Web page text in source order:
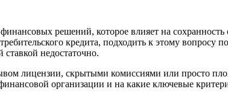
решений, которое влияет на сохранность
кредита, подходить к этому
недостаточно.
лицензии, скрытыми комиссиями или просто
организации и на какие ключевые